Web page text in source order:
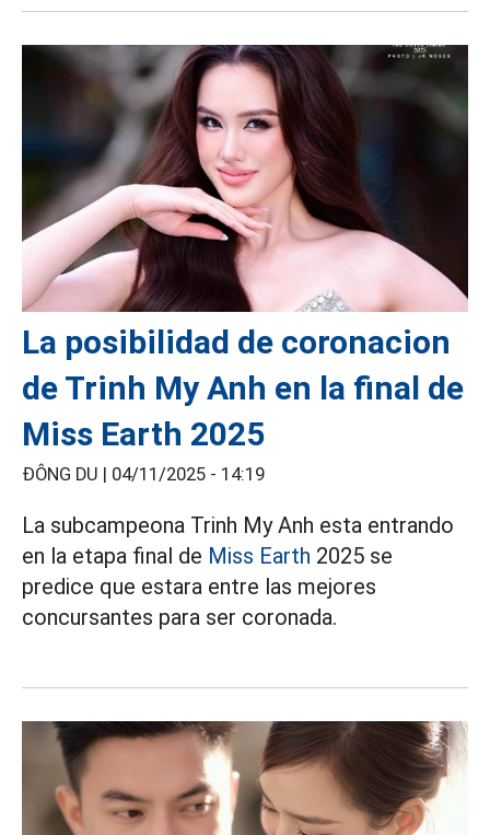
La posibilidad de coronacion
de Trinh My Anh en la final de
Miss Earth 2025
ĐÔNG DU | 04/11/2025 - 14:19
La subcampeona Trinh My Anh esta entrando
en la etapa final de Miss Earth 2025 se
predice que estara entre las mejores
concursantes para ser coronada.